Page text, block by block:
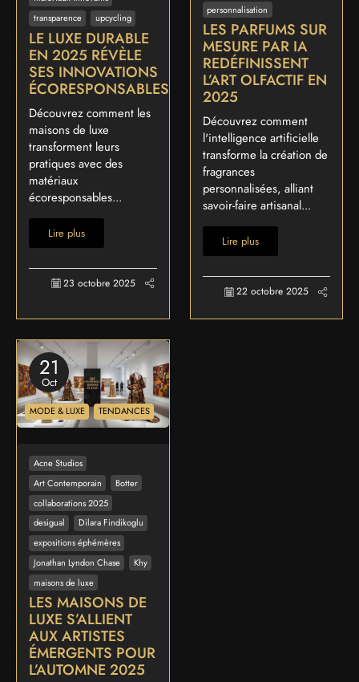
transparence
upcycling
LE LUXE DURABLE
EN 2025 RÉVÈLE
SES INNOVATIONS
ÉCORESPONSABLES
Découvrez comment les
maisons de luxe
transforment leurs
pratiques avec des
matériaux
écoresponsables...
Lire plus
23 octobre 2025
personnalisation
LES PARFUMS SUR
MESURE PAR IA
REDÉFINISSENT
L’ART OLFACTIF EN
2025
Découvrez comment
l'intelligence artificielle
transforme la création de
fragrances
personnalisées, alliant
savoir-faire artisanal...
Lire plus
22 octobre 2025
21
Oct
MODE & LUXE TENDANCES
Acne Studios
Art Contemporain
Botter
collaborations 2025
desigual
Dilara Findikoglu
expositions éphémères
Jonathan Lyndon Chase
Khy
maisons de luxe
LES MAISONS DE
LUXE S’ALLIENT
AUX ARTISTES
ÉMERGENTS POUR
L’AUTOMNE 2025